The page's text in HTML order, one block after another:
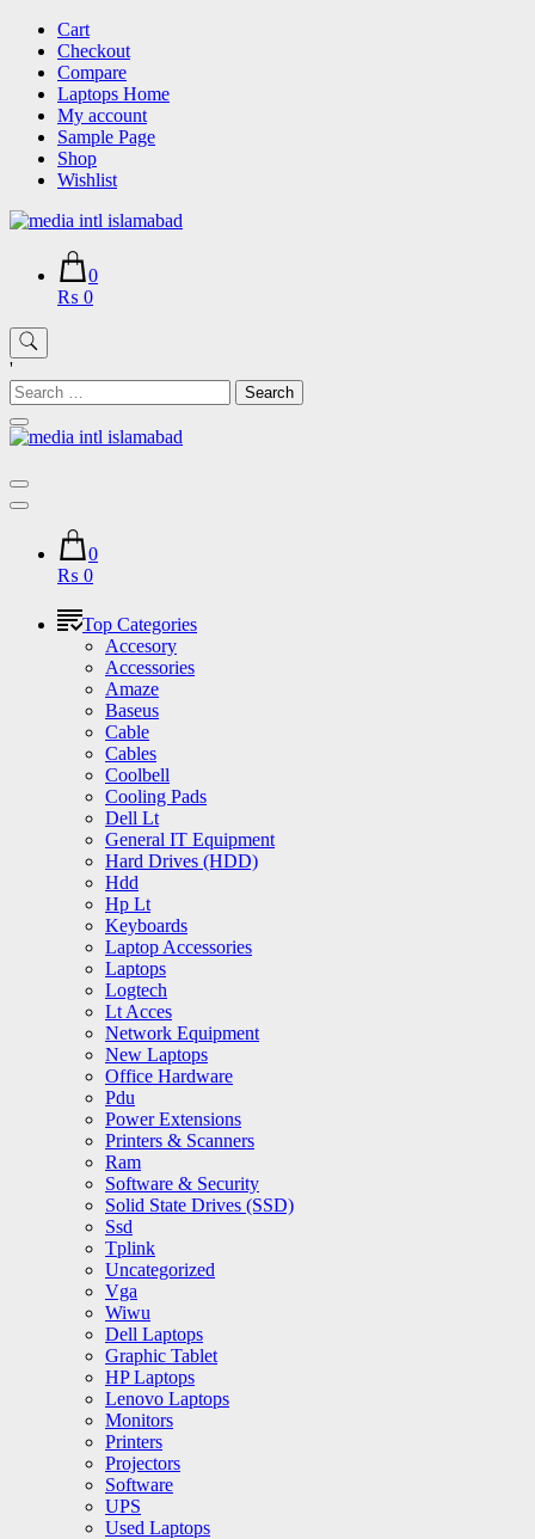
Skip
content
Cart
Checkout
Compare
Laptops Home
My account
Sample Page
Shop
Wishlist
0
₨ 0
'
Search
for:
0
₨ 0
Top Categories
Accesory
Accessories
Amaze
Baseus
Cable
Cables
Coolbell
Cooling Pads
Dell Lt
General IT Equipment
Hard Drives (HDD)
Hdd
Hp Lt
Keyboards
Laptop Accessories
Laptops
Logtech
Lt Acces
Network Equipment
New Laptops
Office Hardware
Pdu
Power Extensions
Printers & Scanners
Ram
Software & Security
Solid State Drives (SSD)
Ssd
Tplink
Uncategorized
Vga
Wiwu
Dell Laptops
Graphic Tablet
HP Laptops
Lenovo Laptops
Monitors
Printers
Projectors
Software
UPS
Used Laptops